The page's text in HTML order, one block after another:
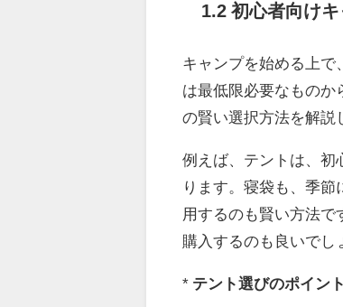
1.2 初心者向け
キャンプを始める上で
は最低限必要なものか
の賢い選択方法を解説
例えば、テントは、初
ります。寝袋も、季
用するのも賢い方法
購入するのも良いでし
* テント選びのポイン